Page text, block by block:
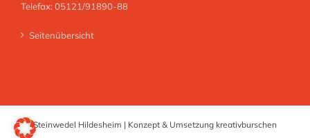
Telefax: 05121/91890-88
Seitenübersicht
Steinwedel Hildesheim | Konzept & Umsetzung kreativburschen